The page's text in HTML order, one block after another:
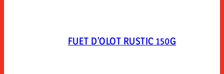
FUET D'OLOT RUSTIC 150G